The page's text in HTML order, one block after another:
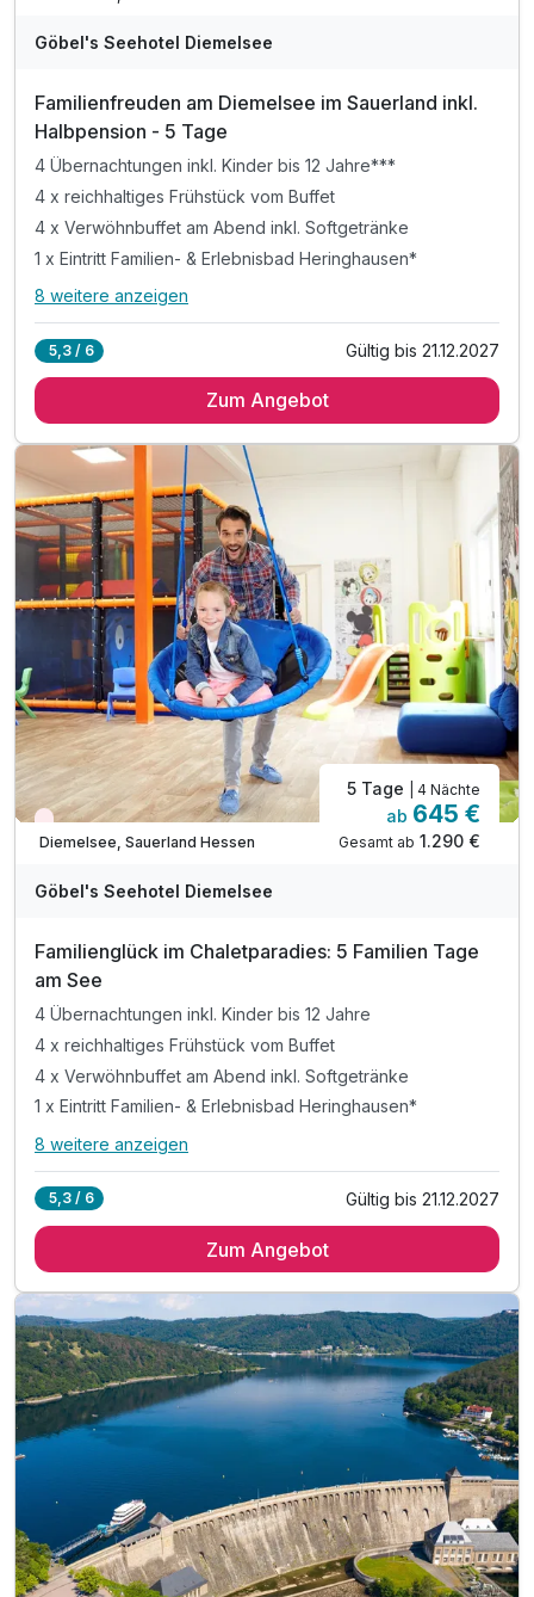
WAR
202
Göbel's Seehotel Diemelsee
Familienfreuden am Diemelsee im Sauerland inkl.
Halbpension - 5 Tage
4 Übernachtungen inkl. Kinder bis 12 Jahre***
4 x reichhaltiges Frühstück vom Buffet
4 x Verwöhnbuffet am Abend inkl. Softgetränke
1 x Eintritt Familien- & Erlebnisbad Heringhausen*
Alle Inklusivleistungen
4 x reichhaltiges Frühstück vom Buffet
1 x Eintritt Familien- & Erlebnisbad Heringhausen*
1 x Geschenk zur Anreise pro Kind
inkl. täglich unbegrenzt Softgetränke für Kinder
inkl. Kinderspiel-Programm ab 3 Jahren
inkl. 1 x Kaffee und Kuchen am Nachmittag
inkl. Toben in Indoorspielhalle „Sharkie Island"
inkl. Wellnesszeit im über 400 m² großen "Sea SPA"
inkl. Außen-Sauna mit Blick auf den Diemelsee
inkl. Kinderbadelandschaft im Familienbad*
8 weitere anzeigen
5,3 / 6 Gültig bis 21.12.2027
Zum Angebot
WAR
202
Nur noch Restplätze
Diemelsee, Sauerland Hessen
5 Tage | 4 Nächte
ab 645 €
Gesamt ab 1.290 €
Göbel's Seehotel Diemelsee
Familienglück im Chaletparadies: 5 Familien Tage
am See
4 Übernachtungen inkl. Kinder bis 12 Jahre
4 x reichhaltiges Frühstück vom Buffet
4 x Verwöhnbuffet am Abend inkl. Softgetränke
1 x Eintritt Familien- & Erlebnisbad Heringhausen*
Alle Inklusivleistungen
4 x reichhaltiges Frühstück vom Buffet
1 x Eintritt Familien- & Erlebnisbad Heringhausen*
1 x Geschenk zur Anreise pro Kind
inkl. täglich unbegrenzt Softgetränke für Kinder
inkl. Toben in Indoorspielhalle „Sharkie Island"
inkl. Kinderspiel-Programm ab 3 Jahren
inkl. 1 x Kaffee und Kuchen am Nachmittag
inkl. Wellnesszeit im über 400 m² großen "Sea SPA"
inkl. Badetasche mit Badetüchern & Bademantel
inkl. Göbel´s WohlfühlBonus***
8 weitere anzeigen
5,3 / 6 Gültig bis 21.12.2027
Zum Angebot